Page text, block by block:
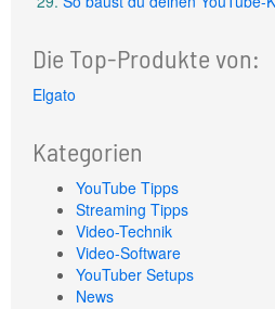
Die Top-Produkte von:
Elgato
Kategorien
YouTube Tipps
Streaming Tipps
Video-Technik
Video-Software
YouTuber Setups
News